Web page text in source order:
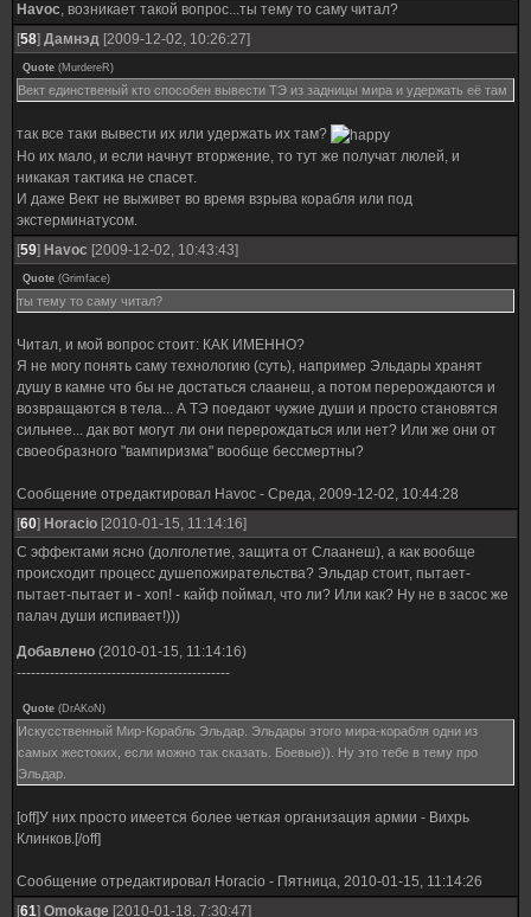
Havoc, возникает такой вопрос...ты тему то саму читал?
[58] Дамнэд [2009-12-02, 10:26:27]
Quote (MurdereR)
Вект единственый кто способен вывести ТЭ из задницы мира и удержать её там
так все таки вывести их или удержать их там?
Но их мало, и если начнут вторжение, то тут же получат люлей, и
никакая тактика не спасет.
И даже Вект не выживет во время взрыва корабля или под
экстерминатусом.
[59] Havoc [2009-12-02, 10:43:43]
Quote (Grimface)
ты тему то саму читал?
Читал, и мой вопрос стоит: КАК ИМЕННО?
Я не могу понять саму технологию (суть), например Эльдары хранят
душу в камне что бы не достаться слаанеш, а потом перерождаются и
возвращаются в тела... А ТЭ поедают чужие души и просто становятся
сильнее... дак вот могут ли они перерождаться или нет? Или же они от
своеобразного "вампиризма" вообще бессмертны?
Сообщение отредактировал Havoc - Среда, 2009-12-02, 10:44:28
[60] Horacio [2010-01-15, 11:14:16]
С эффектами ясно (долголетие, защита от Слаанеш), а как вообще
происходит процесс душепожирательства? Эльдар стоит, пытает-
пытает-пытает и - хоп! - кайф поймал, что ли? Или как? Ну не в засос же
палач души испивает!)))
Добавлено (2010-01-15, 11:14:16)
---------------------------------------------
Quote (DrAKoN )
Искусственный Мир-Корабль Эльдар. Эльдары этого мира-корабля одни из
самых жестоких, если можно так сказать. Боевые)). Ну это тебе в тему про
Эльдар.
[off]У них просто имеется более четкая организация армии - Вихрь
Клинков.[/off]
Сообщение отредактировал Horacio - Пятница, 2010-01-15, 11:14:26
[61] Omokage [2010-01-18, 7:30:47]